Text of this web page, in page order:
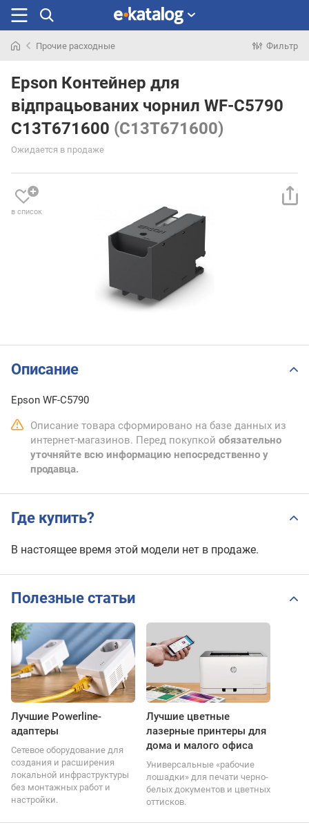
раньше
Прочие расходные Фильтр
Epson Контейнер для
відпрацьованих чорнил WF-C5790
C13T671600 (C13T671600)
Ожидается в продаже
в список
Описание
Epson WF-C5790
Описание товара сформировано на базе данных из
интернет-магазинов. Перед покупкой обязательно
уточняйте всю информацию непосредственно у
продавца.
Где купить?
В настоящее время этой модели нет в продаже.
Полезные статьи
Лучшие Powerline-
адаптеры
Сетевое оборудование для
создания и расширения
локальной инфраструктуры
без монтажных работ и
настройки.
Лучшие цветные
лазерные принтеры для
дома и малого офиса
Универсальные «рабочие
лошадки» для печати черно-
белых документов и цветных
оттисков.